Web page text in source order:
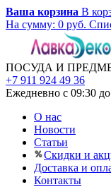
Ваша корзина В
На сумму: 0 руб.
ПОСУДА И
+7 911 924 49 36
Ежедневно с 09:30
О нас
Новости
Статьи
Скидки и
Доставка и
Контакты